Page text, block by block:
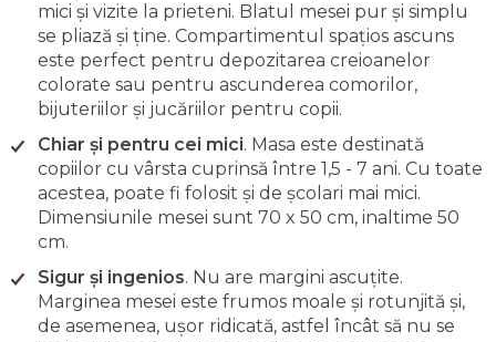
mici și vizite la prieteni. Blatul mesei pur și simplu
se pliază și ține. Compartimentul spațios ascuns
este perfect pentru depozitarea creioanelor
colorate sau pentru ascunderea comorilor,
bijuteriilor și jucăriilor pentru copii.
Chiar și pentru cei mici. Masa este destinată
copiilor cu vârsta cuprinsă între 1,5 - 7 ani. Cu toate
acestea, poate fi folosit și de școlari mai mici.
Dimensiunile mesei sunt 70 x 50 cm, inaltime 50
cm.
Sigur și ingenios. Nu are margini ascuțite.
Marginea mesei este frumos moale și rotunjită și,
de asemenea, ușor ridicată, astfel încât să nu se